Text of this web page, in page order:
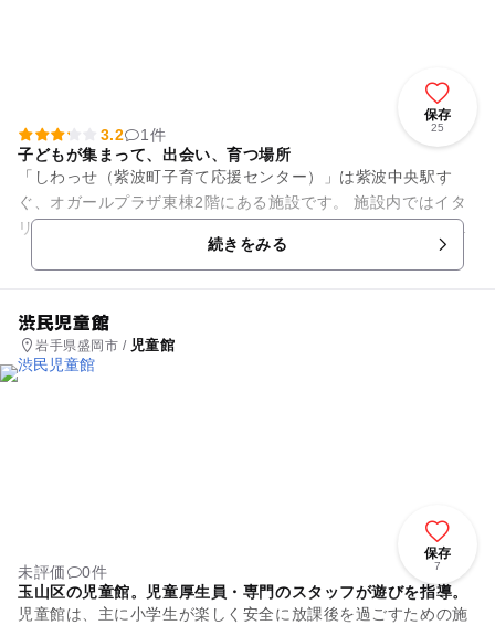
保存
25
3.2
1件
子どもが集まって、出会い、育つ場所
「しわっせ（紫波町子育て応援センター）」は紫波中央駅す
ぐ、オガールプラザ東棟2階にある施設です。 施設内ではイタ
リアで開発されたおもちゃPlay＋など様々なおもちゃで未就学
続きをみる
渋民児童館
岩手県盛岡市 / 児童館
保存
7
未評価
0件
玉山区の児童館。児童厚生員・専門のスタッフが遊びを指導。
児童館は、主に小学生が楽しく安全に放課後を過ごすための施